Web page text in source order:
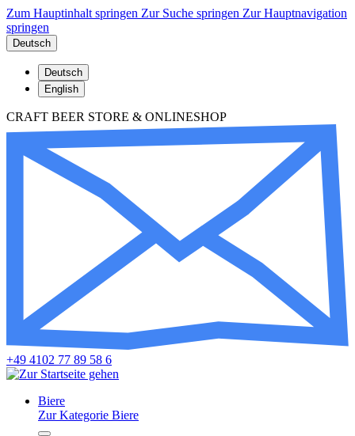
Zum Hauptinhalt springen Zur Suche springen Zur Hauptnavigation
springen
Deutsch
Deutsch
English
CRAFT BEER STORE & ONLINESHOP
+49 4102 77 89 58 6
Biere
Zur Kategorie Biere